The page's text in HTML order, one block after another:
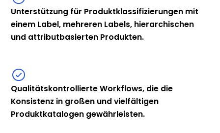
Unterstützung für Produktklassifizierungen mit
einem Label, mehreren Labels, hierarchischen
und attributbasierten Produkten.
Qualitätskontrollierte Workflows, die die
Konsistenz in großen und vielfältigen
Produktkatalogen gewährleisten.